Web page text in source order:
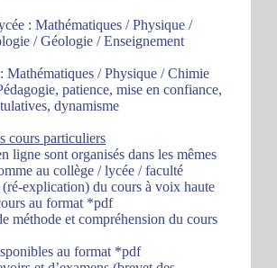
: Mathématiques / Physique /
/ Géologie / Enseignement
Mathématiques / Physique / Chimie
patience, mise en confiance,
dynamisme
cours particuliers
ligne sont organisés dans les mêmes
au collège / lycée / faculté
explication) du cours à voix haute
au format *pdf
méthode et compréhension du cours
au format *pdf